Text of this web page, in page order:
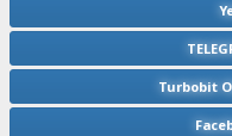
Turbobit